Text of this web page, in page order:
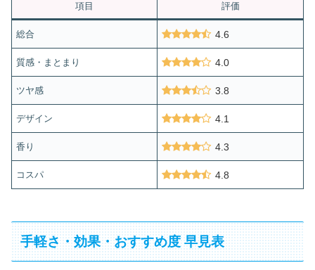
項目 評価
総合 4.6
質感・まとまり 4.0
ツヤ感 3.8
デザイン 4.1
香り 4.3
コスパ 4.8
手軽さ・効果・おすすめ度 早見表